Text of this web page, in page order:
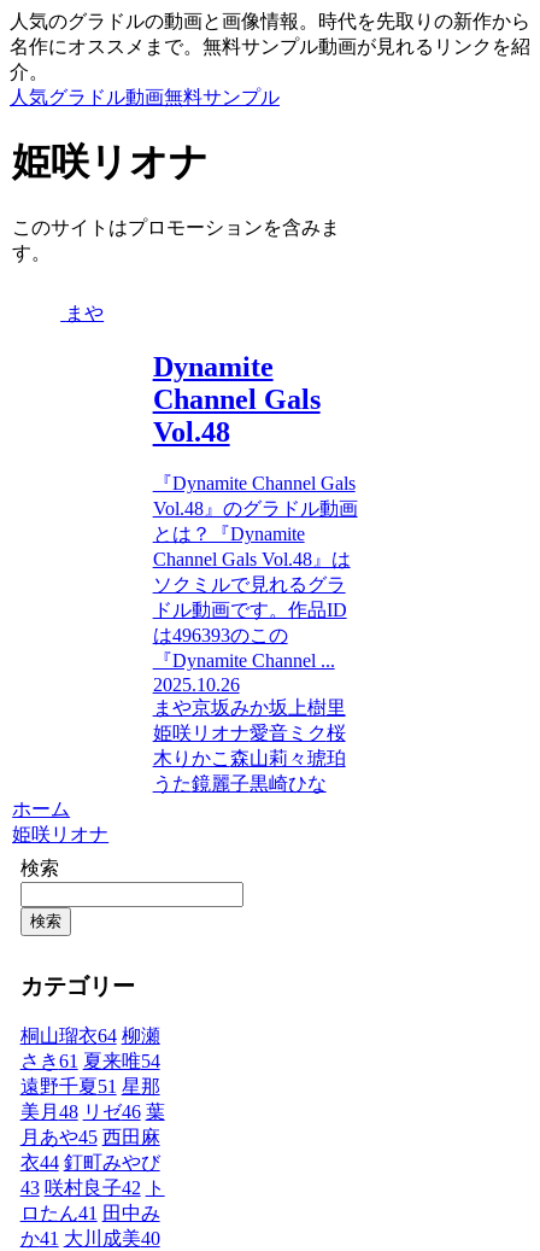
人気のグラドルの動画と画像情報。時代を先取りの新作から
名作にオススメまで。無料サンプル動画が見れるリンクを紹
介。
人気グラドル動画無料サンプル
姫咲リオナ
このサイトはプロモーションを含みま
す。
まや
Dynamite
Channel Gals
Vol.48
『Dynamite Channel Gals
Vol.48』のグラドル動画
とは？『Dynamite
Channel Gals Vol.48』は
ソクミルで見れるグラ
ドル動画です。作品ID
は496393のこの
『Dynamite Channel ...
2025.10.26
まや京坂みか坂上樹里
姫咲リオナ愛音ミク桜
木りかこ森山莉々琥珀
うた鏡麗子黒崎ひな
ホーム
姫咲リオナ
検索
検索
カテゴリー
桐山瑠衣64 柳瀬
さき61 夏来唯54
遠野千夏 51 星那
美月 48 リゼ46 葉
月あや45 西田麻
衣44 釘町みやび
43 咲村良子42
ト
ロたん41 田中み
か41 大川成美40